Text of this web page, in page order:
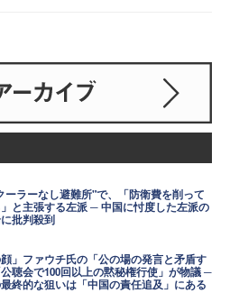
ーラーなし避難所"で、「防衛費を削って
と主張する左派 ─ 中国に忖度した左派の
批判殺到
顔」ファウチ氏の「公の場の発言と矛盾す
聴会で100回以上の黙秘権行使」が物議 ─
終的な狙いは「中国の責任追及」にある